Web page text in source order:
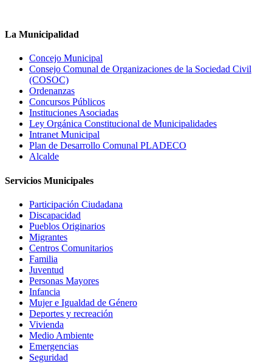
La Municipalidad
Concejo Municipal
Consejo Comunal de Organizaciones de la Sociedad Civil
(COSOC)
Ordenanzas
Concursos Públicos
Instituciones Asociadas
Ley Orgánica Constitucional de Municipalidades
Intranet Municipal
Plan de Desarrollo Comunal PLADECO
Alcalde
Servicios Municipales
Participación Ciudadana
Discapacidad
Pueblos Originarios
Migrantes
Centros Comunitarios
Familia
Juventud
Personas Mayores
Infancia
Mujer e Igualdad de Género
Deportes y recreación
Vivienda
Medio Ambiente
Emergencias
Seguridad